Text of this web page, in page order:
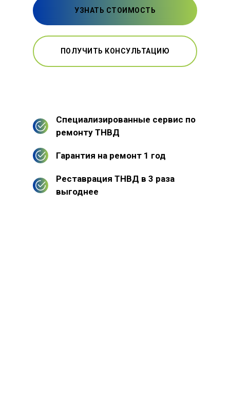
УЗНАТЬ СТОИМОСТЬ
ПОЛУЧИТЬ КОНСУЛЬТАЦИЮ
Специализированные сервис по
ремонту ТНВД
Гарантия на ремонт 1 год
Реставрация ТНВД в 3 раза
выгоднее